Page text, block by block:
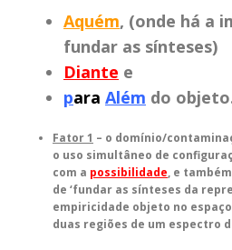
Aquém, (onde há a
fundar as sínteses)
Diante e
para Além do
Fator 1 – o domínio/
o uso simultâneo de
com a possibilidade, e
de ‘fundar as sínteses da
empiricidade objeto no
duas regiões de um espectro